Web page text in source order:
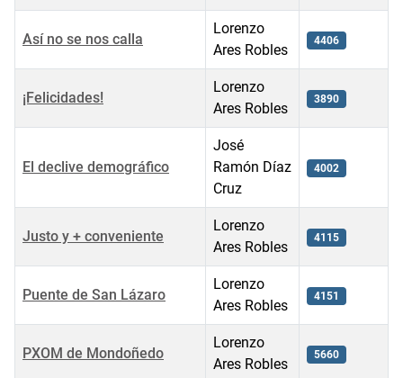
Así no se nos calla
Lorenzo
Ares Robles
4406
¡Felicidades!
Lorenzo
Ares Robles
3890
El declive demográfico
José
Ramón Díaz
Cruz
4002
Justo y + conveniente
Lorenzo
Ares Robles
4115
Puente de San Lázaro
Lorenzo
Ares Robles
4151
PXOM de Mondoñedo
Lorenzo
Ares Robles
5660